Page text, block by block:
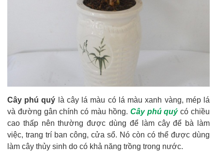
Cây phú quý là cây lá màu có lá màu xanh vàng, mép lá
và đường gân chính có màu hồng. Cây phú quýcó chiều
cao thấp nên thường được dùng để làm cây để bà làm
việc, trang trí ban công, cửa sổ. Nó còn có thể được dùng
làm cây thủy sinh do có khả năng trồng trong nước.